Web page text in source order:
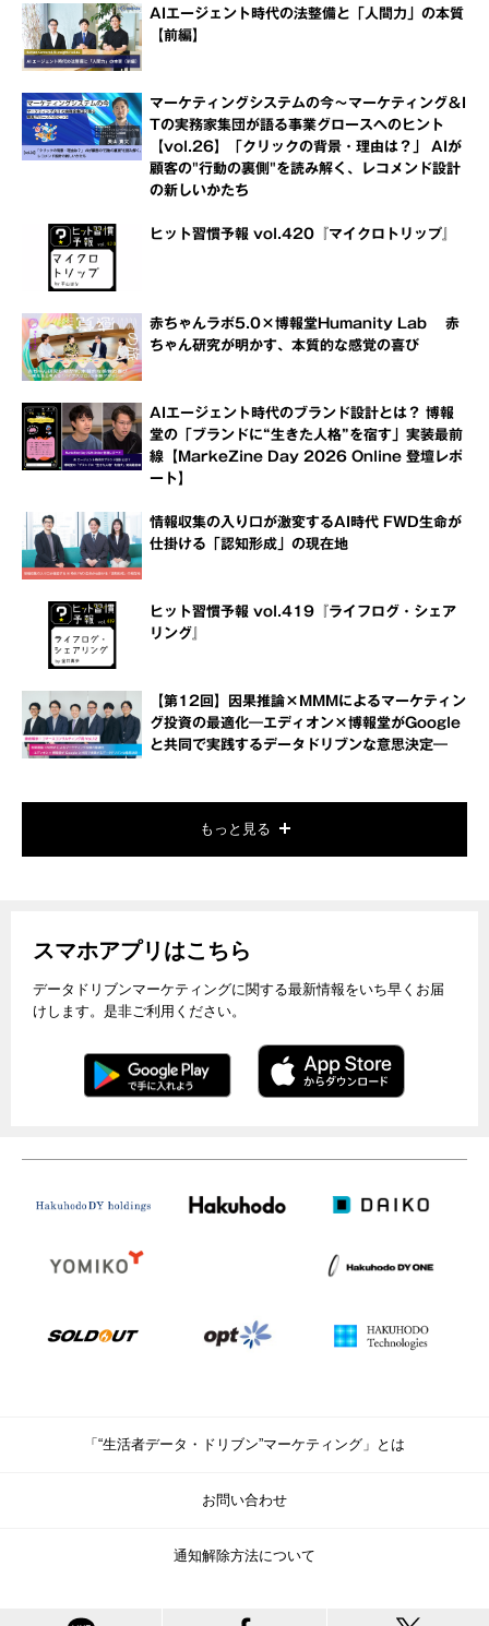
AIエージェント時代の法整備と「人間力」の本質
【前編】
マーケティングシステムの今～マーケティング＆I
Tの実務家集団が語る事業グロースへのヒント
【vol.26】「クリックの背景・理由は？」 AIが
顧客の"行動の裏側"を読み解く、レコメンド設計
の新しいかたち
ヒット習慣予報 vol.420『マイクロトリップ』
赤ちゃんラボ5.0×博報堂Humanity Lab 赤
ちゃん研究が明かす、本質的な感覚の喜び
AIエージェント時代のブランド設計とは？ 博報
堂の「ブランドに“生きた人格”を宿す」実装最前
線【MarkeZine Day 2026 Online 登壇レポ
ート】
情報収集の入り口が激変するAI時代 FWD生命が
仕掛ける「認知形成」の現在地
ヒット習慣予報 vol.419『ライフログ・シェア
リング』
【第12回】因果推論×MMMによるマーケティン
グ投資の最適化―エディオン×博報堂がGoogle
と共同で実践するデータドリブンな意思決定―
もっと見る
スマホアプリはこちら
データドリブンマーケティングに関する最新情報をいち早くお届
けします。是非ご利用ください。
「“生活者データ・ドリブン”マーケティング」とは
お問い合わせ
通知解除方法について
© Copyright Hakuhodo DY Holdings Inc. All rights reserved.